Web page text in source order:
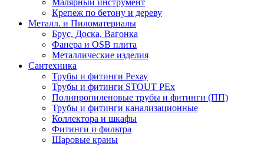
Малярный инструмент
Крепеж по бетону и дереву
Металл. и Пиломатериалы
Брус, Доска, Вагонка
Фанера и OSB плита
Металлические изделия
Сантехника
Трубы и фитинги Рехау
Трубы и фитинги STOUT PEx
Полипропиленовые трубы и фитинги (ПП)
Трубы и фитинги канализационные
Коллектора и шкафы
Фитинги и фильтра
Шаровые краны